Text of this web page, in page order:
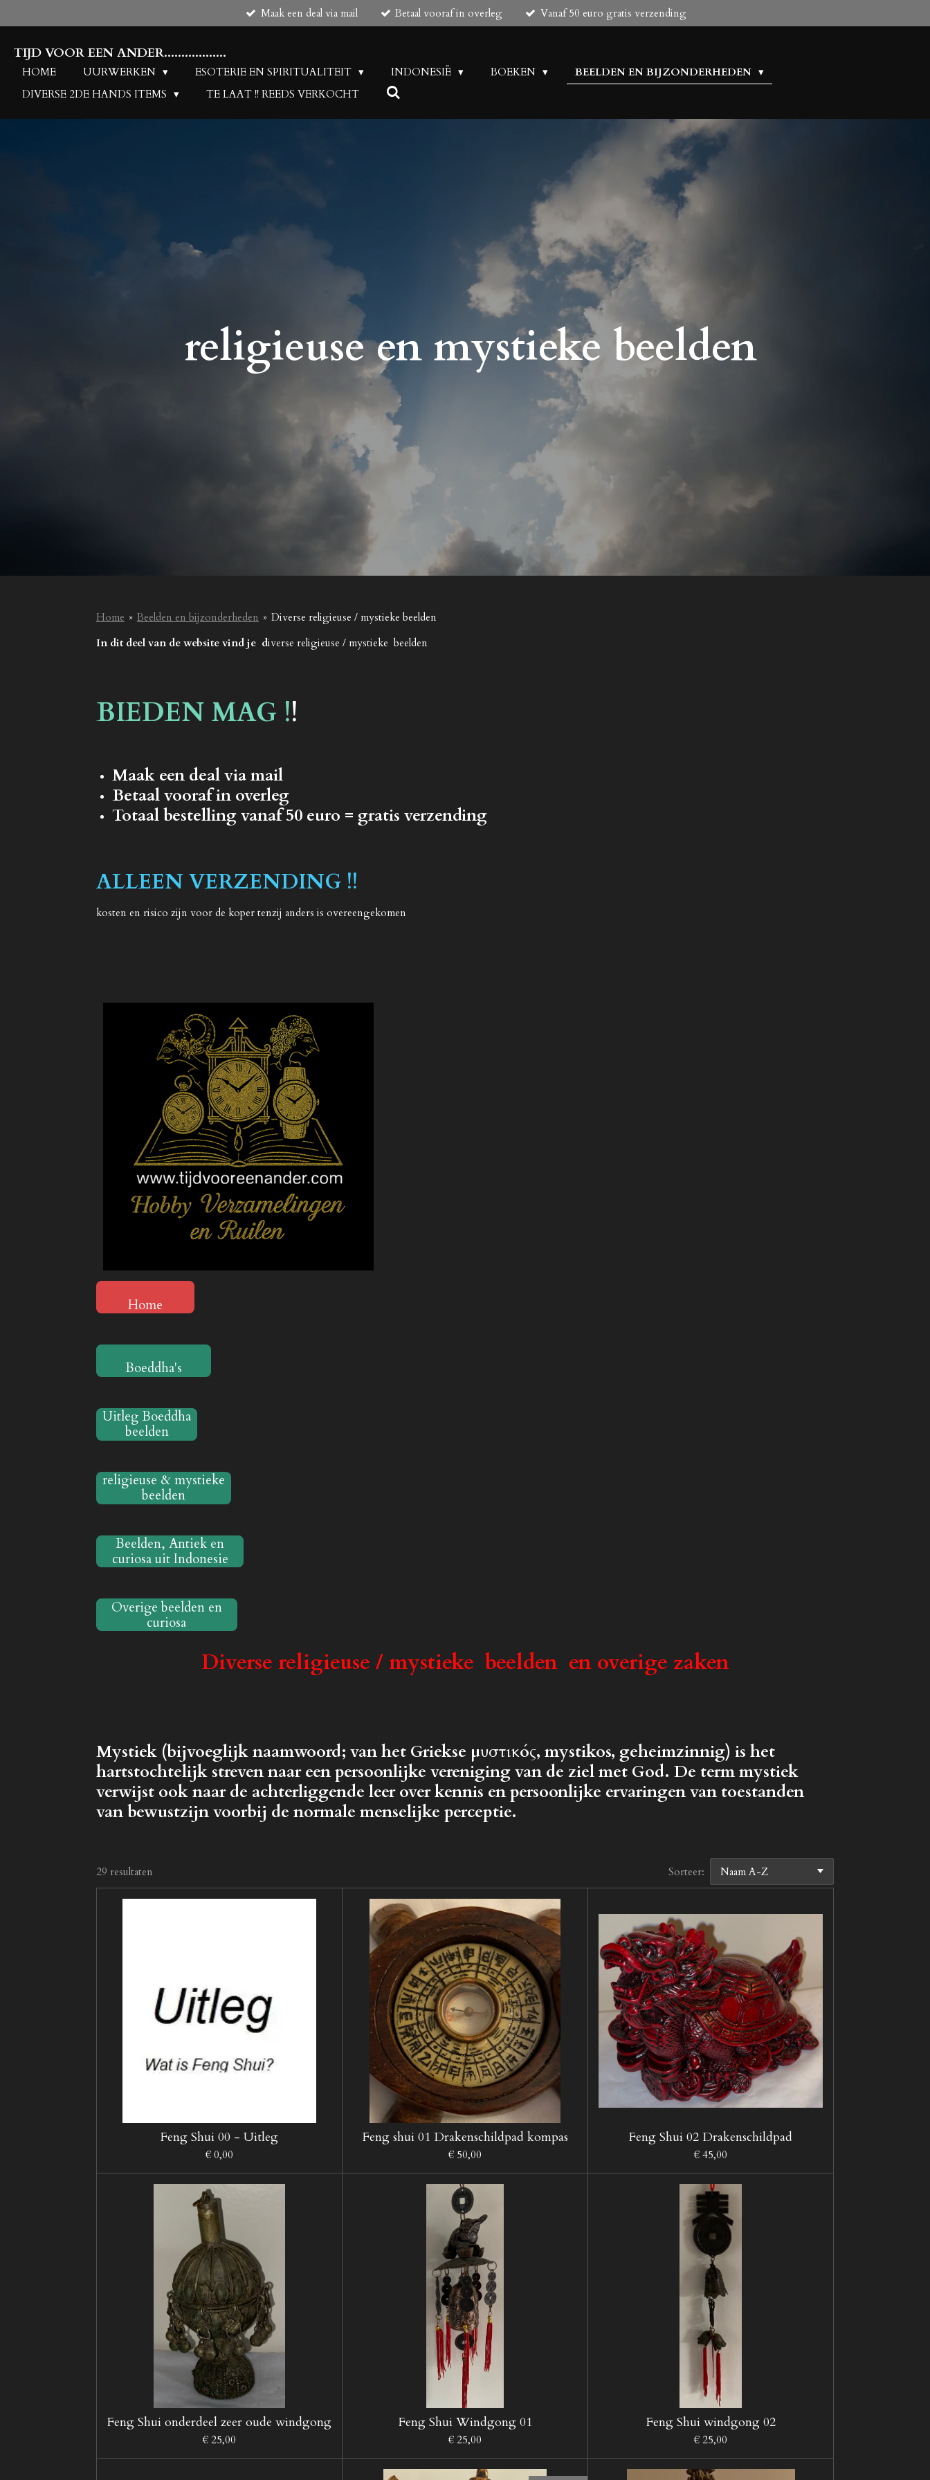
direct
de
hoofdinhoud
Maak een deal via mail Betaal vooraf in overleg Vanaf 50 euro gratis verzending
TIJD VOOR EEN ANDER..................
HOME UURWERKEN ESOTERIE EN SPIRITUALITEIT INDONESIË BOEKEN
BEELDEN EN BIJZONDERHEDEN
DIVERSE 2DE HANDS ITEMS
TE LAAT !! REEDS VERKOCHT
religieuse en mystieke beelden
Home » Beelden en bijzonderheden » Diverse religieuse / mystieke beelden
In dit deel van de website vind je diverse religieuse / mystieke beelden
BIEDEN MAG !!
Maak een deal via mail
Betaal vooraf in overleg
Totaal bestelling vanaf 50 euro = gratis verzending
ALLEEN VERZENDING !!
kosten en risico zijn voor de koper tenzij anders is overeengekomen
Home
Boeddha's
Uitleg Boeddha
beelden
religieuse & mystieke
beelden
Beelden, Antiek en
curiosa uit Indonesie
Overige beelden en
curiosa
Diverse religieuse / mystieke beelden en overige zaken
Mystiek (bijvoeglijk naamwoord; van het Griekse μυστικός, mystikos, geheimzinnig) is het
hartstochtelijk streven naar een persoonlijke vereniging van de ziel met God. De term mystiek
verwijst ook naar de achterliggende leer over kennis en persoonlijke ervaringen van toestanden
van bewustzijn voorbij de normale menselijke perceptie.
29 resultaten Sorteer:
Feng Shui 00 - Uitleg
€ 0,00
Feng shui 01 Drakenschildpad kompas
€ 50,00
Feng Shui 02 Drakenschildpad
€ 45,00
Feng Shui onderdeel zeer oude windgong
€ 25,00
Feng Shui Windgong 01
€ 25,00
Feng Shui windgong 02
€ 25,00